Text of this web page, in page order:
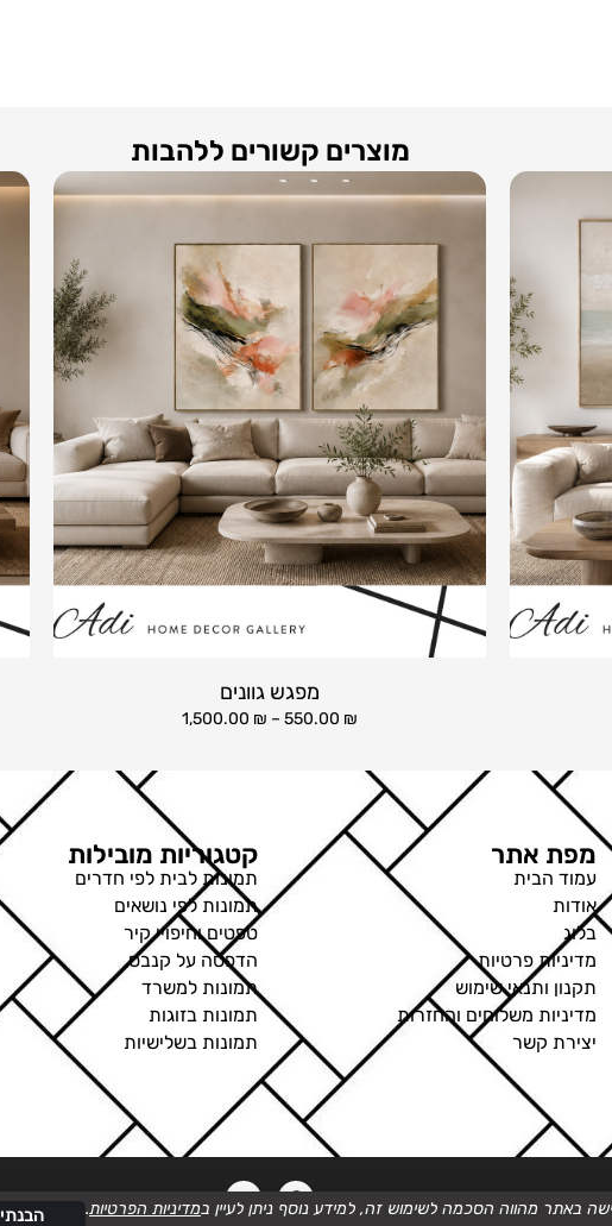
מוצרים קשורים ללהבות
מפגש גוונים
550.00 ₪
–
1,500.00 ₪
מפת אתר
עמוד הבית
אודות
בלוג
מדיניות פרטיות
תקנון ותנאי שימוש
מדיניות משלוחים והחזרות
יצירת קשר
קטגוריות מובילות
תמונות לבית לפי חדרים
תמונות לפי נושאים
טפטים וחיפויי קיר
הדפסה על קנבס
תמונות למשרד
תמונות בזוגות
תמונות בשלישיות
מדיניות הפרטיות. הבנתי